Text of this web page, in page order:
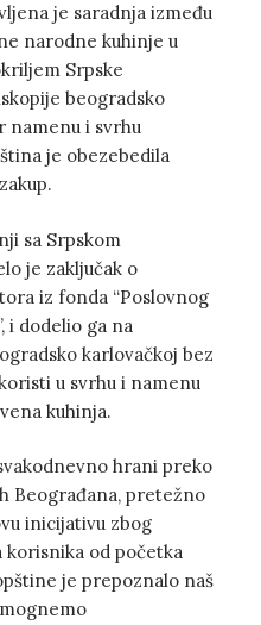
je saradnja između
narodne kuhinje u
Srpske
beogradsko
namenu i svrhu
je obezebedila
sa Srpskom
je zaključak o
iz fonda “Poslovnog
i dodelio ga na
karlovačkoj bez
u svrhu i namenu
kuhinja.
hrani preko
Beograđana, pretežno
inicijativu zbog
korisnika od početka
je prepoznalo naš